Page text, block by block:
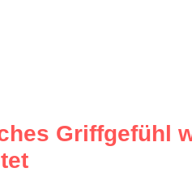
Griffgefühl